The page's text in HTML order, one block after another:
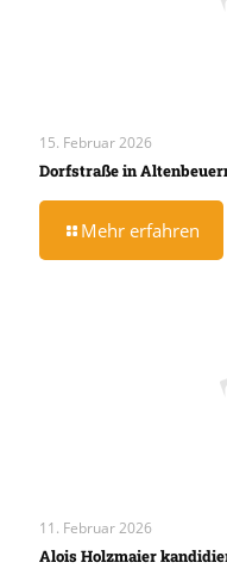
15. Februar 2026
Dorfstraße in
Mehr erfahren
11. Februar 2026
Alois Holzmaier